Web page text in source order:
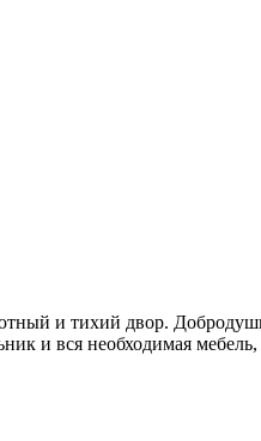
и тихий двор.
и вся необходимая